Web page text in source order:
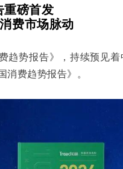
重磅首发
费市场脉动
势报告》，持续预见着
费趋势报告》。